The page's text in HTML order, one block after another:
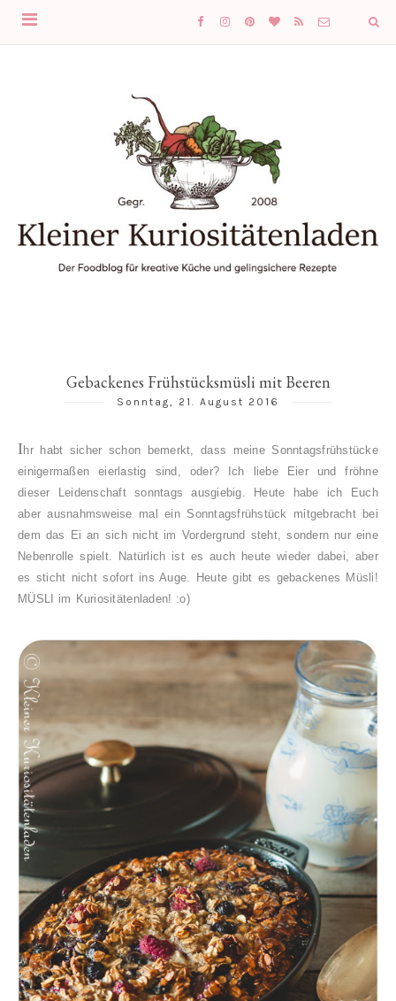
Gebackenes Frühstücksmüsli mit Beeren
Sonntag, 21. August 2016
Ihr habt sicher schon bemerkt, dass meine Sonntagsfrühstücke
einigermaßen eierlastig sind, oder? Ich liebe Eier und fröhne
dieser Leidenschaft sonntags ausgiebig. Heute habe ich Euch
aber ausnahmsweise mal ein Sonntagsfrühstück mitgebracht bei
dem das Ei an sich nicht im Vordergrund steht, sondern nur eine
Nebenrolle spielt. Natürlich ist es auch heute wieder dabei, aber
es sticht nicht sofort ins Auge. Heute gibt es gebackenes Müsli!
MÜSLI im Kuriositätenladen! :o)